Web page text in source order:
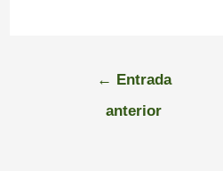
← Entrada
anterior